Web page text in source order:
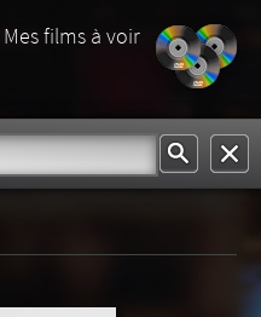
Mes films à voir